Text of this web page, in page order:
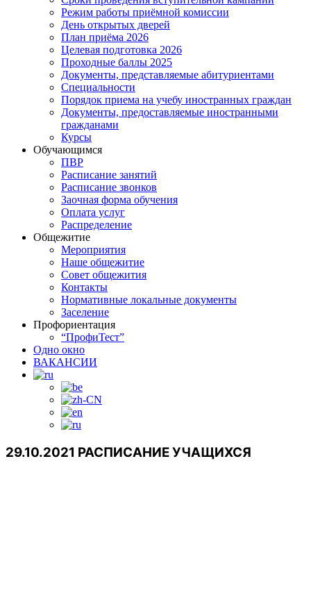
Режим работы приёмной комиссии
День открытых дверей
План приёма 2026
Целевая подготовка 2026
Проходные баллы 2025
Документы, представляемые абитуриентами
Специальности
Порядок приема на учебу иностранных граждан
Документы, предоставляемые иностранными
гражданами
Курсы
Обучающимся
ПВР
Расписание занятий
Расписание звонков
Заочная форма обучения
Оплата услуг
Распределение
Общежитие
Мероприятия
Наше общежитие
Совет общежития
Контакты
Нормативные локальные документы
Заселение
Профориентация
“ПрофиТест”
Одно окно
ВАКАНСИИ
29.10.2021 РАСПИСАНИЕ УЧАЩИХСЯ